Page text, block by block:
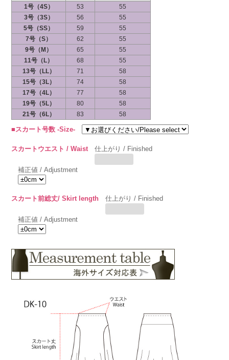
1号（4S）
53
55
3号（3S）
56
55
5号（SS）
59
55
7号（S）
62
55
9号（M）
65
55
11号（L）
68
55
13号（LL）
71
58
15号（3L）
74
58
17号（4L）
77
58
19号（5L）
80
58
21号（6L）
83 58
■スカート号数 -Size-
スカートウエスト / Waist 仕上がり / Finished
補正値 / Adjustment
スカート前総丈/ Skirt length 仕上がり / Finished
補正値 / Adjustment